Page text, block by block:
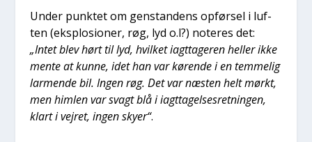
Under punk­tet om gen­stan­dens opfør­sel i luf­
ten (eks­plo­sio­ner, røg, lyd o.l?) note­res det:
„Intet blev hørt til lyd, hvil­ket iagt­ta­ge­ren hel­ler ikke
men­te at kun­ne, idet han var køren­de i en tem­me­lig
lar­men­de bil. Ingen røg. Det var næsten helt mørkt,
men him­len var svagt blå i iagt­ta­gel­ses­ret­nin­gen,
klart i vej­ret, ingen sky­er“.